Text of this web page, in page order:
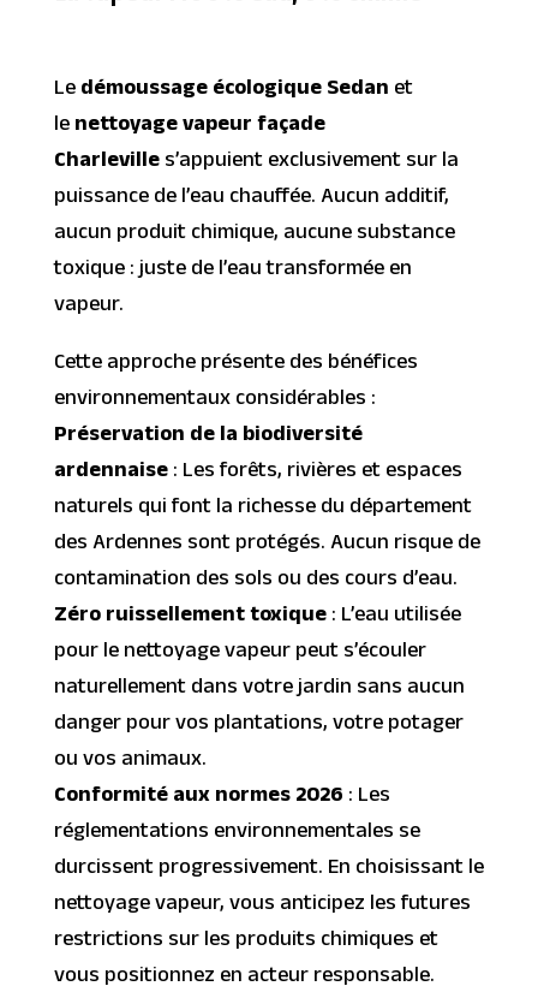
Ledémoussage écologique Sedanet
lenettoyage vapeur façade
Charlevilles’appuient exclusivement sur la
puissance de l’eau chauffée. Aucun additif,
aucun produit chimique, aucune substance
toxique : juste de l’eau transformée en
vapeur.
Cette approche présente des bénéfices
environnementaux considérables :
Préservation de la biodiversité
ardennaise: Les forêts, rivières et espaces
naturels qui font la richesse du département
des Ardennes sont protégés. Aucun risque de
contamination des sols ou des cours d’eau.
Zéro ruissellement toxique: L’eau utilisée
pour le nettoyage vapeur peut s’écouler
naturellement dans votre jardin sans aucun
danger pour vos plantations, votre potager
ou vos animaux.
Conformité aux normes 2026: Les
réglementations environnementales se
durcissent progressivement. En choisissant le
nettoyage vapeur, vous anticipez les futures
restrictions sur les produits chimiques et
vous positionnez en acteur responsable.